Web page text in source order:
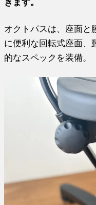
オクトパスは、座面と
に便利な回転式座面、
的なスペックを装備。